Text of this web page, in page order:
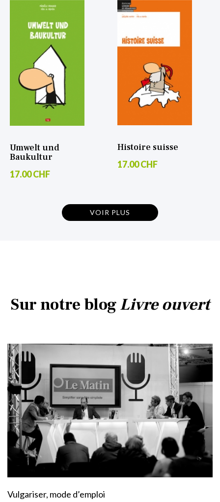
Umwelt und
Baukultur
17.00 CHF
Histoire suisse
17.00 CHF
VOIR PLUS
Sur notre blogLivre ouvert
Vulgariser, mode d’emploi